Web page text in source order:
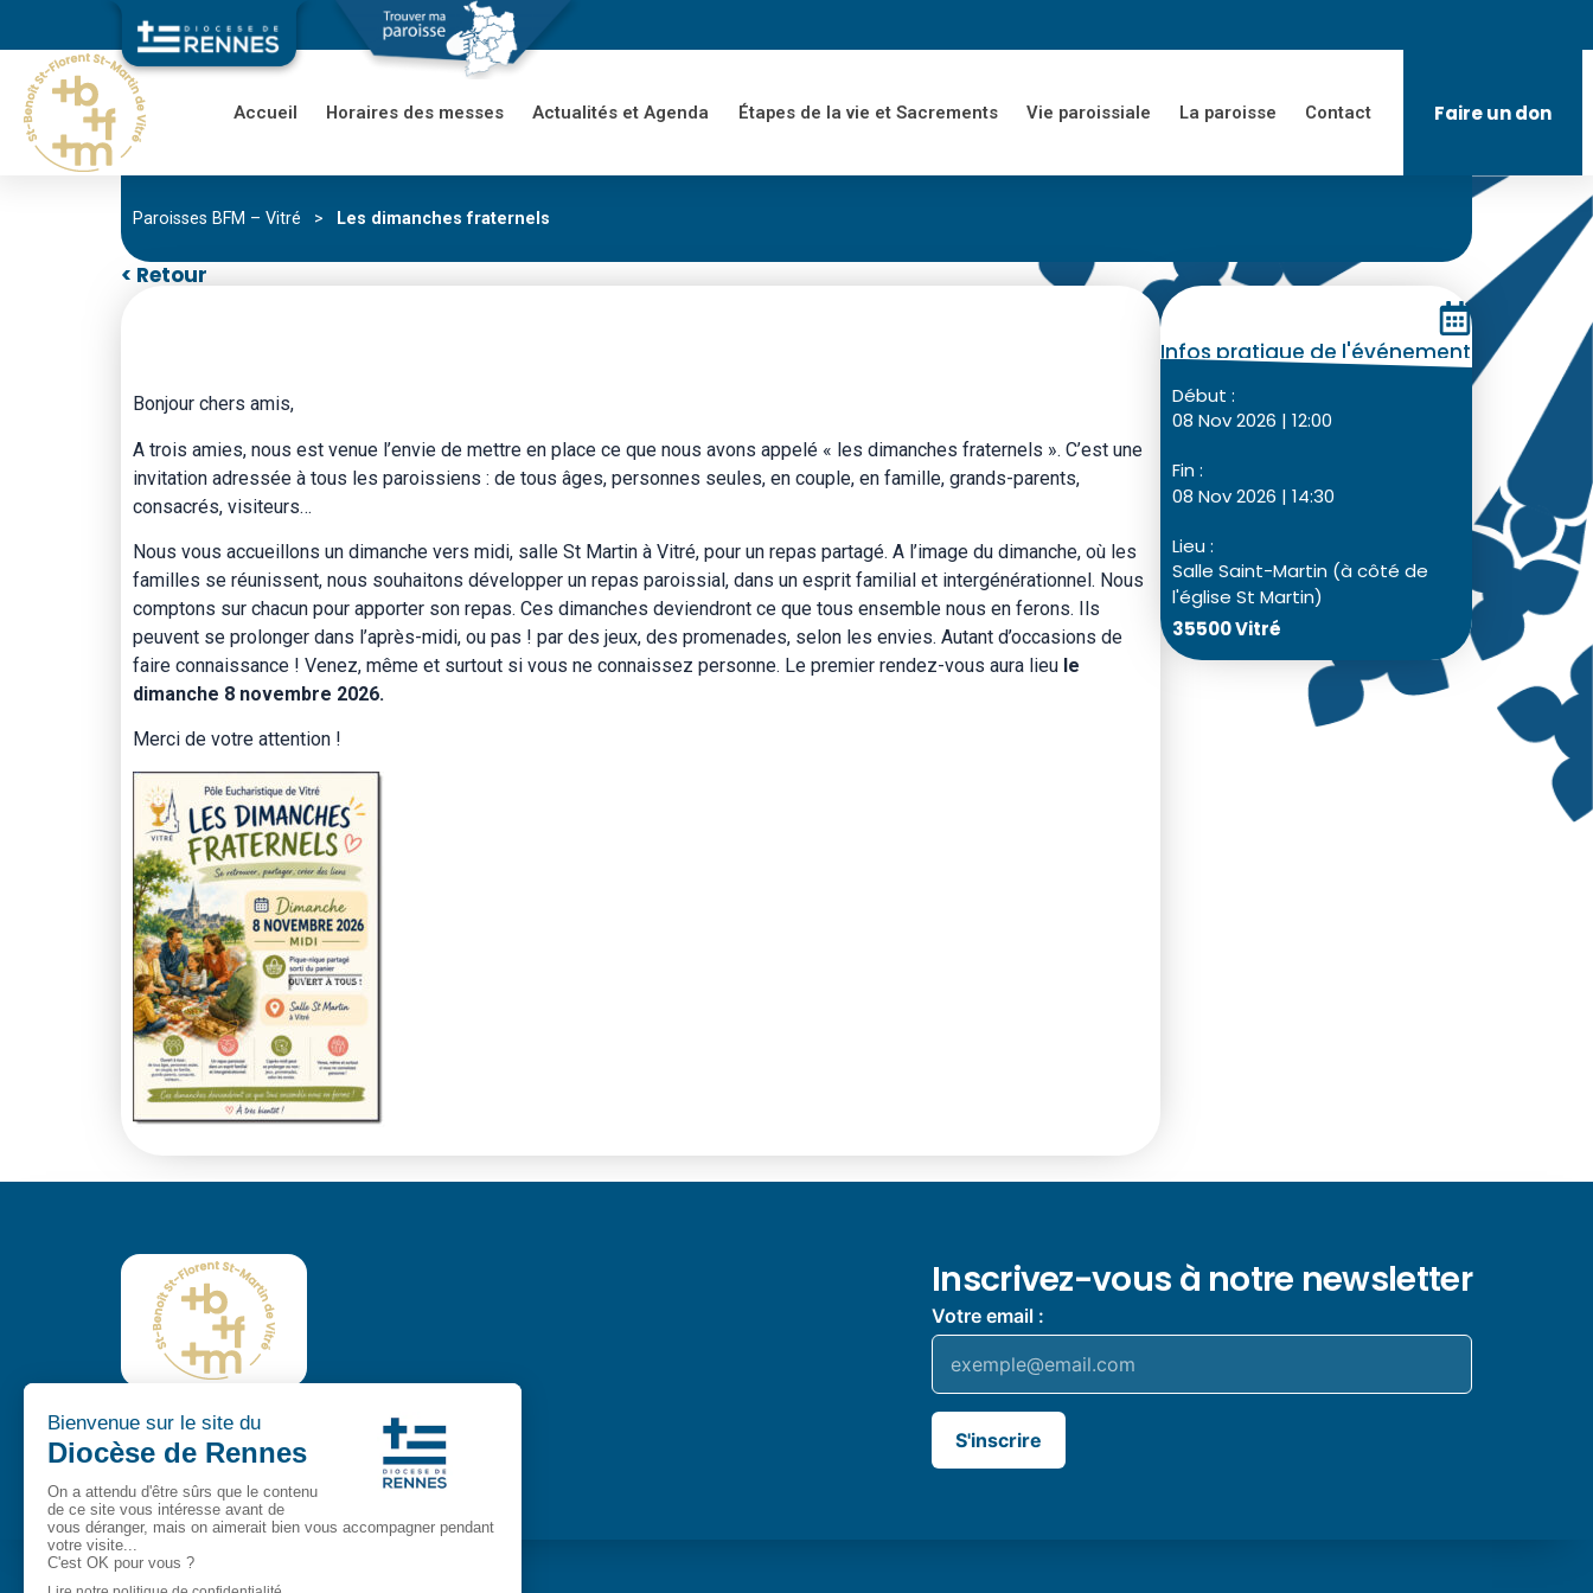
Accueil Horaires des messes Actualités et Agenda Étapes de la vie et Sacrements Vie paroissiale La paroisse Contact Faire un don
Paroisses BFM – Vitré > Les dimanches fraternels
< Retour
Bonjour chers amis,
A trois amies, nous est venue l’envie de mettre en place ce que nous avons appelé « les dimanches fraternels ». C’est une
invitation adressée à tous les paroissiens : de tous âges, personnes seules, en couple, en famille, grands-parents,
consacrés, visiteurs…
Nous vous accueillons un dimanche vers midi, salle St Martin à Vitré, pour un repas partagé. A l’image du dimanche, où les
familles se réunissent, nous souhaitons développer un repas paroissial, dans un esprit familial et intergénérationnel. Nous
comptons sur chacun pour apporter son repas. Ces dimanches deviendront ce que tous ensemble nous en ferons. Ils
peuvent se prolonger dans l’après-midi, ou pas ! par des jeux, des promenades, selon les envies. Autant d’occasions de
faire connaissance ! Venez, même et surtout si vous ne connaissez personne. Le premier rendez-vous aura lieu le
dimanche 8 novembre 2026.
Merci de votre attention !
Infos pratique de l'événement
Début :
08 Nov 2026 | 12:00
Fin :
08 Nov 2026 | 14:30
Lieu :
Salle Saint-Martin (à côté de
l'église St Martin)
35500 Vitré
Inscrivez-vous à notre newsletter
Votre email :
S'inscrire